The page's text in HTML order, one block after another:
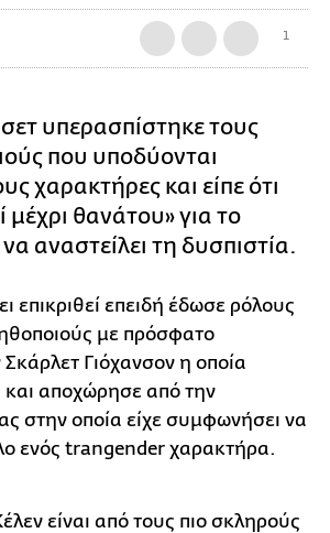
1
υπερασπίστηκε τους
που υποδύονται
χαρακτήρες και είπε ότι
μέχρι θανάτου» για το
αναστείλει τη δυσπιστία.
επικριθεί επειδή έδωσε ρόλους
ηθοποιούς με πρόσφατο
Γιόχανσον η οποία
και αποχώρησε από την
στην οποία είχε συμφωνήσει να
ενός trangender χαρακτήρα.
είναι από τους πιο σκληρούς